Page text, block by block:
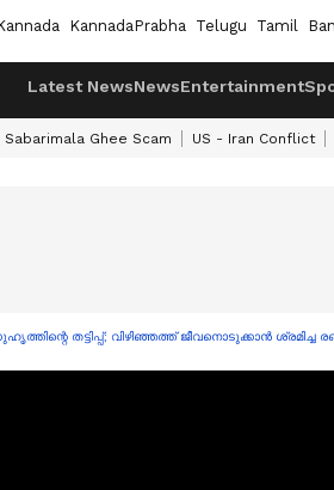
KannadaPrabha Telugu Tamil
Latest NewsNewsEntertainment
Sabarimala Ghee Scam US - Iran Conflict
തട്ടിപ്പ്; വിഴിഞ്ഞത്ത് ജീവനൊടുക്കാൻ ശ്രമിച്ച